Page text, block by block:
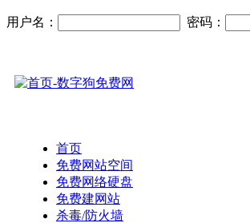
用户名： 密码：
首页
免费网站空间
免费网络硬盘
免费建网站
杀毒/防火墙